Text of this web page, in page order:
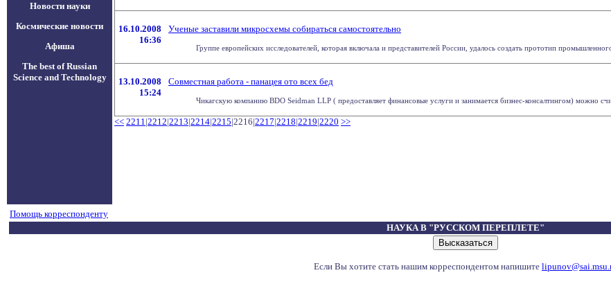
Новости науки
Космические новости
Афиша
The best of Russian
Science and Technology
16.10.2008
16:36
Ученые заставили микросхемы собираться самостоятельно
Группе европейских исследователей, которая включала и представителей России, удалось создать прототип
13.10.2008
15:24
Совместная работа - панацея ото всех бед
Чикагскую компанию BDO Seidman LLP ( предоставляет финансовые услуги и занимается бизнес-консалтингом) можно
<< 2211|2212|2213|2214|2215|2216|2217|2218|2219|2220 >>
Помощь корреспонденту
НАУКА В "РУССКОМ ПЕРЕПЛЕТЕ"
Если Вы хотите стать нашим корреспондентом напишите